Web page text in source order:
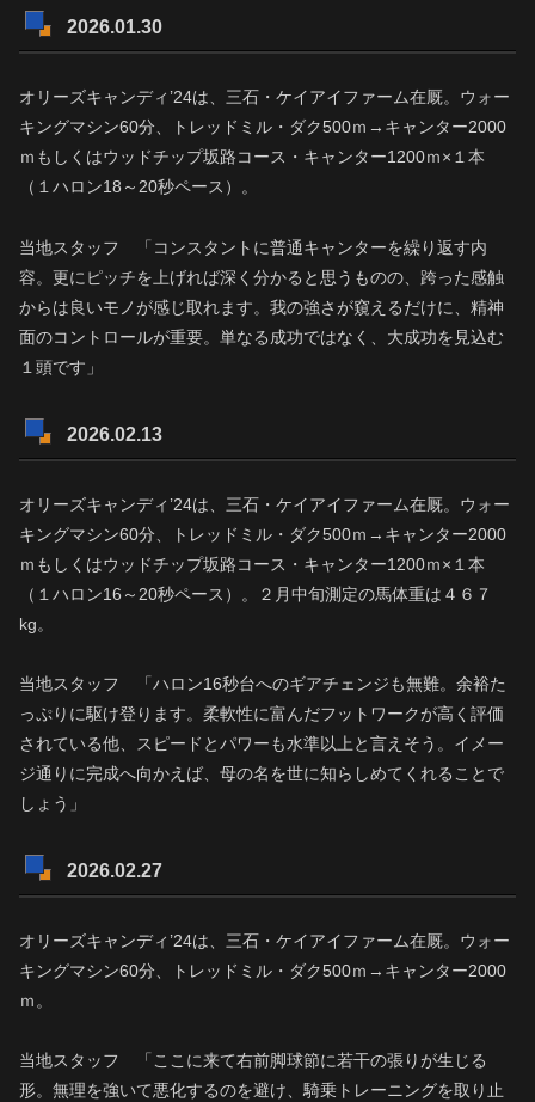
2026.01.30
オリーズキャンディ’24は、三石・ケイアイファーム在厩。ウォー
キングマシン60分、トレッドミル・ダク500ｍ→キャンター2000
ｍもしくはウッドチップ坂路コース・キャンター1200ｍ×１本
（１ハロン18～20秒ペース）。
当地スタッフ 「コンスタントに普通キャンターを繰り返す内
容。更にピッチを上げれば深く分かると思うものの、跨った感触
からは良いモノが感じ取れます。我の強さが窺えるだけに、精神
面のコントロールが重要。単なる成功ではなく、大成功を見込む
１頭です」
2026.02.13
オリーズキャンディ’24は、三石・ケイアイファーム在厩。ウォー
キングマシン60分、トレッドミル・ダク500ｍ→キャンター2000
ｍもしくはウッドチップ坂路コース・キャンター1200ｍ×１本
（１ハロン16～20秒ペース）。２月中旬測定の馬体重は４６７
kg。
当地スタッフ 「ハロン16秒台へのギアチェンジも無難。余裕た
っぷりに駆け登ります。柔軟性に富んだフットワークが高く評価
されている他、スピードとパワーも水準以上と言えそう。イメー
ジ通りに完成へ向かえば、母の名を世に知らしめてくれることで
しょう」
2026.02.27
オリーズキャンディ’24は、三石・ケイアイファーム在厩。ウォー
キングマシン60分、トレッドミル・ダク500ｍ→キャンター2000
ｍ。
当地スタッフ 「ここに来て右前脚球節に若干の張りが生じる
形。無理を強いて悪化するのを避け、騎乗トレーニングを取り止